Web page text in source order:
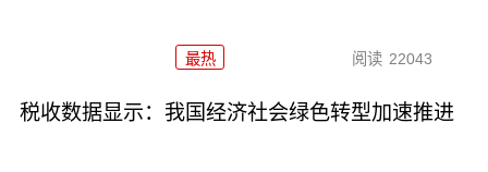
最热 阅读 22043
税收数据显示：我国经济社会绿色转型加速推进